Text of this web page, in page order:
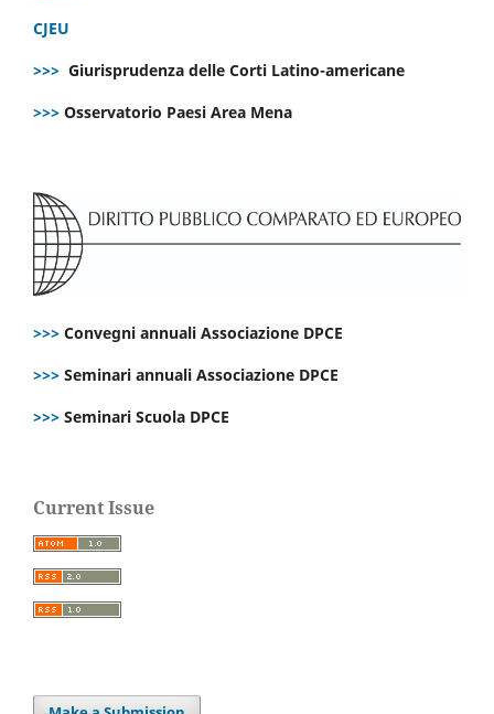
CJEU
>>> Giurisprudenza delle Corti Latino-americane
>>> Osservatorio Paesi Area Mena
>>> Convegni annuali Associazione DPCE
>>> Seminari annuali Associazione DPCE
>>> Seminari Scuola DPCE
Current Issue